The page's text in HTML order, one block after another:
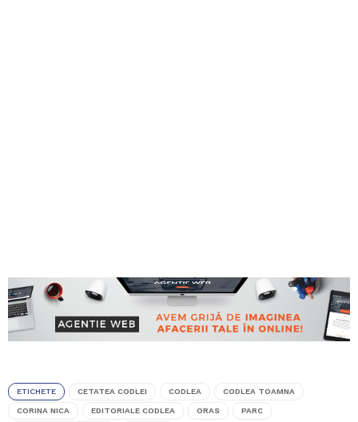
ETICHETE CETATEA CODLEI CODLEA CODLEA TOAMNA
CORINA NICA EDITORIALE CODLEA ORAS PARC